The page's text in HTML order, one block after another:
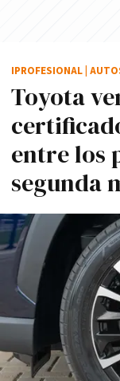
Toyota
entre los
segunda
IPROFESIONAL